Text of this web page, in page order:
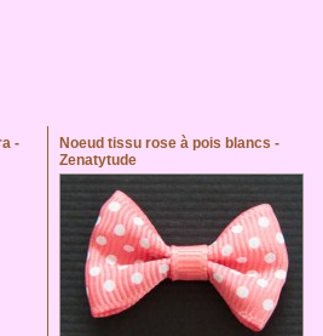
-
Noeud tissu rose à pois blancs -
Zenatytude